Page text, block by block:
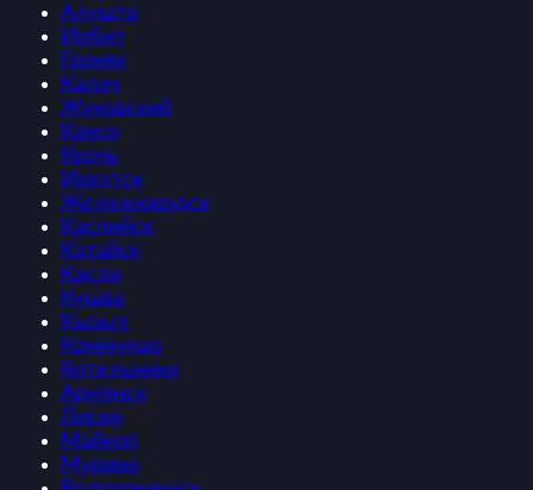
Алушта
Ирбит
Горняк
Калач
Жуковский
Канск
Керчь
Иркутск
Железноводск
Каспийск
Катайск
Касли
Кушва
Кызыл
Коммунар
Котельники
Армянск
Лиски
Майкоп
Мурино